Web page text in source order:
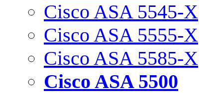
Cisco ASA 5545-X
Cisco ASA 5555-X
Cisco ASA 5585-X
Cisco ASA 5500